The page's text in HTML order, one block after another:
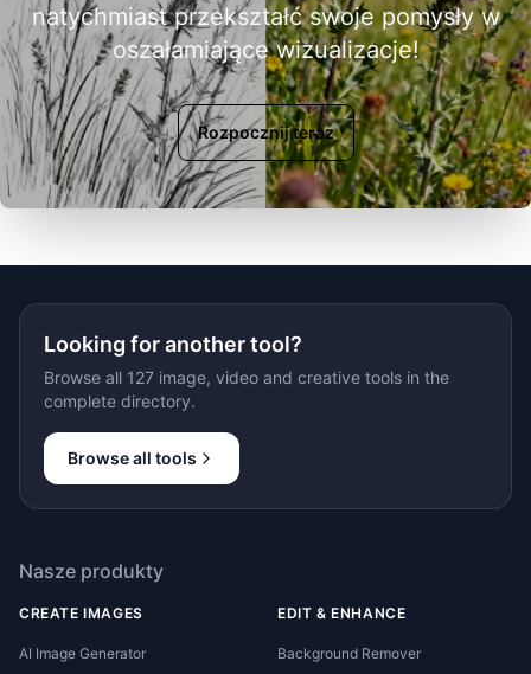
natychmiast przekształć swoje pomysły w
oszałamiające wizualizacje!
Rozpocznij teraz
Looking for another tool?
Browse all 127 image, video and creative tools in the
complete directory.
Browse all tools
Nasze produkty
CREATE IMAGES
AI Image Generator
EDIT & ENHANCE
Background Remover